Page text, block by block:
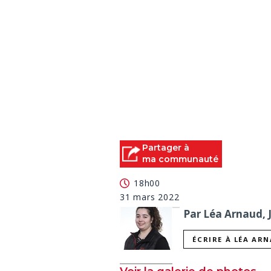
Partager à
ma communauté
18h00
31 mars 2022
Par Léa Arnaud,
ÉCRIRE À LÉA